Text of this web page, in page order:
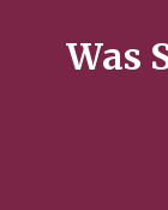
Was